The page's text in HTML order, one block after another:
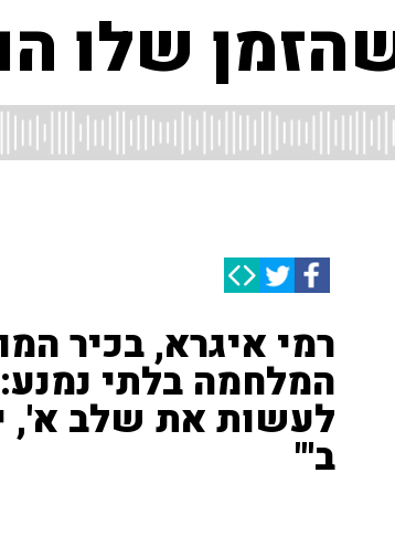
שלו
רמי איגרא, בכיר
המלחמה בלתי
לעשות את שלב א',
ב'"